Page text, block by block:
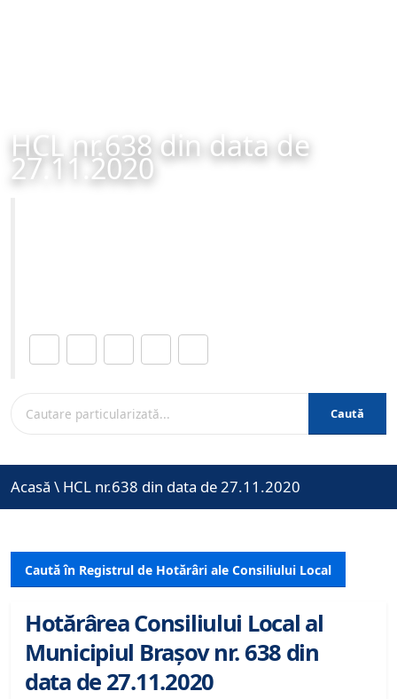
HCL nr.638 din data de
27.11.2020
Caută
Acasă \ HCL nr.638 din data de 27.11.2020
Caută în Registrul de Hotărâri ale Consiliului Local
Hotărârea Consiliului Local al
Municipiul Brașov nr. 638 din
data de 27.11.2020